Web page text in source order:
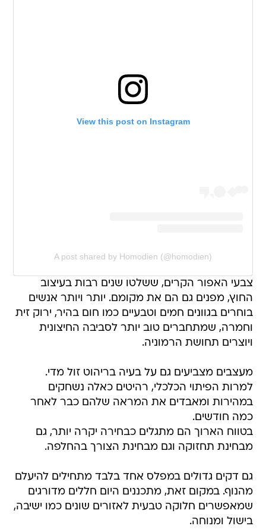
View this post on Instagram
A post shared by Homodien (@homodien)
צבעי האפור הקרים, ששלטו שנים רבות בעיצוב
החוץ, מפנים גם הם את מקומם. יותר ויותר אנשים
בוחרים בגוונים חמים וטבעיים כמו חום בהיר, ירוק זית
וחמרה, שמתחברים טוב יותר לסביבה החיצונית
ויוצרים תחושת הרמוניה.
מעצבים מצביעים גם על בעיה בריהוט זול מדי.
למרות הפיתוי הכלכלי, רהיטים כאלה נשחקים
במהירות ומאבדים את המראה שלהם כבר לאחר
כמה חודשים.
בטווח הארוך הם מתגלים כבחירה יקרה יותר, גם
מבחינת תחזוקה וגם מבחינת הצורך בהחלפה.
גם דקים גדולים במפלס אחד בלבד מתחילים להיעלם
מהנוף. במקום זאת, מתכננים היום חללים מדורגים
שמאפשרים חלוקה טבעית לאזורים שונים כמו ישיבה,
בישול ומנוחה.